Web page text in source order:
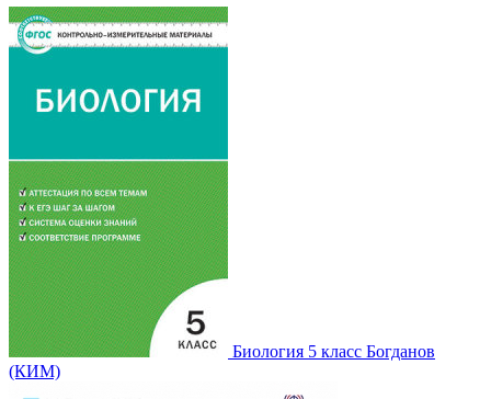
Биология 5 класс Богданов
(КИМ)